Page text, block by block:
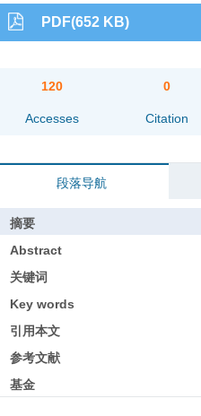
PDF(652 KB)
120
Accesses
0
Citation
段落导航
摘要
Abstract
关键词
Key words
引用本文
参考文献
基金